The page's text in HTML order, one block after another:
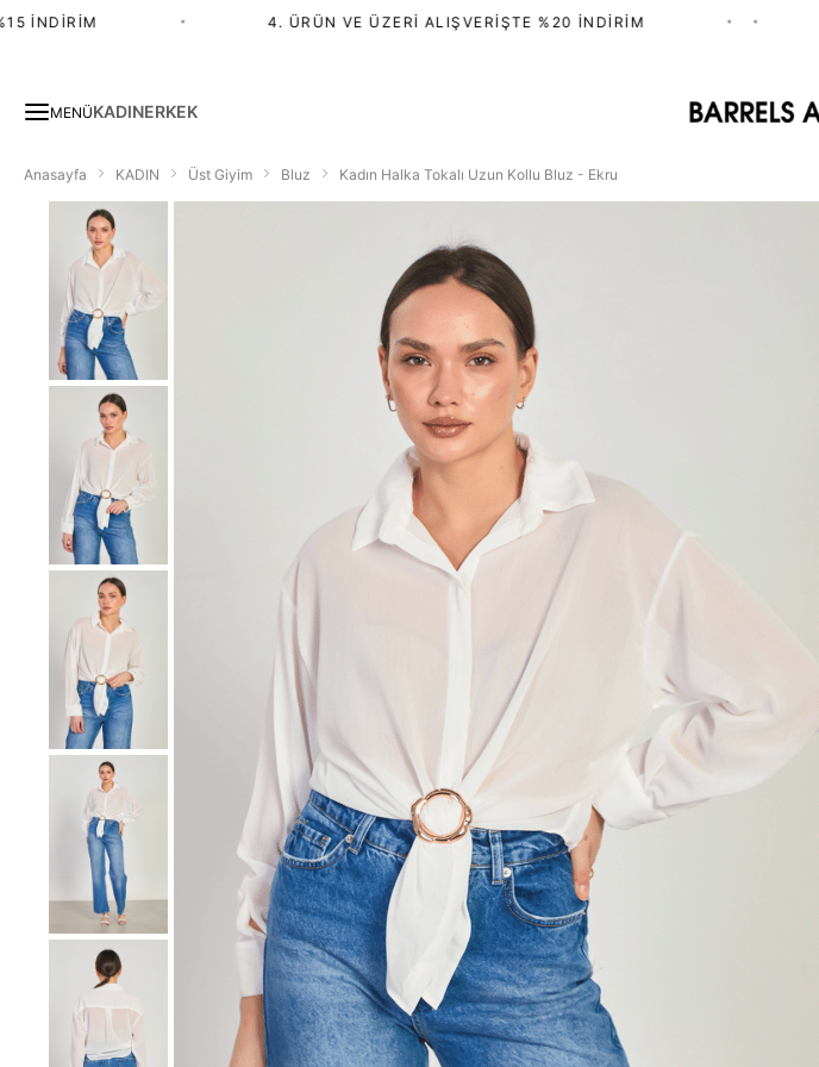
4. ÜRÜN VE ÜZERI ALIŞVERIŞTE %20 İNDIRIM •
MENÜKADINERKEK
Anasayfa KADIN Üst Giyim Bluz Kadın Halka Tokalı Uzun Kollu Bluz - Ekru